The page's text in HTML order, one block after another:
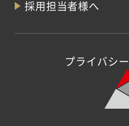
採用担当者様へ
プライバシ